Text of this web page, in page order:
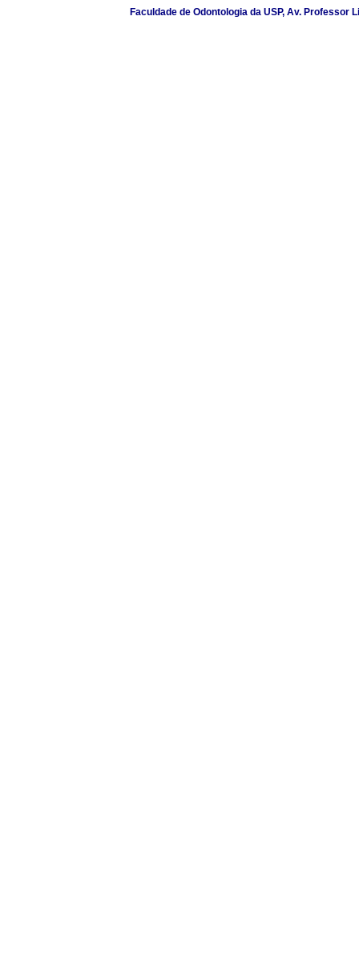
Faculdade de Odontologia da USP, Av. Professor